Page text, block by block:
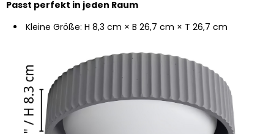
Passt perfekt in jeden Raum
Kleine Größe: H 8,3 cm × B 26,7 cm × T 26,7 cm